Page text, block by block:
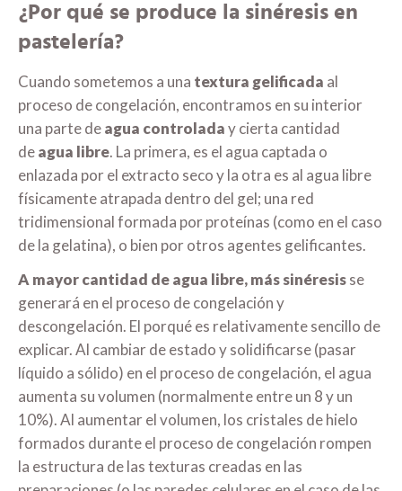
¿Por qué se produce la sinéresis en
pastelería?
Cuando sometemos a una textura gelificada al
proceso de congelación, encontramos en su interior
una parte deagua controladay cierta cantidad
deagua libre. La primera, es el agua captada o
enlazada por el extracto seco y la otra es al agua libre
físicamente atrapada dentro del gel; una red
tridimensional formada por proteínas (como en el caso
de la gelatina), o bien por otros agentes gelificantes.
A mayor cantidad de agua libre, más sinéresisse
generará en el proceso de congelación y
descongelación. El porqué es relativamente sencillo de
explicar. Al cambiar de estado y solidificarse (pasar
líquido a sólido) en el proceso de congelación, el agua
aumenta su volumen (normalmente entre un 8 y un
10%). Al aumentar el volumen, los cristales de hielo
formados durante el proceso de congelación rompen
la estructura de las texturas creadas en las